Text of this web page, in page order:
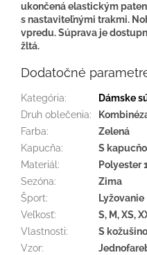
ukončená elastickým
s nastaviteľnými trakmi.
vpredu. Súprava je
žltá.
Dodatočné
Kategória:
Dámske
Druh oblečenia:
Farba:
Zelená
Kapucňa:
S
Materiál:
Polyester
Sezóna:
Zima
Šport:
Lyžovanie
Veľkosť:
S, M, XS,
Vlastnosti:
S
Vzor: